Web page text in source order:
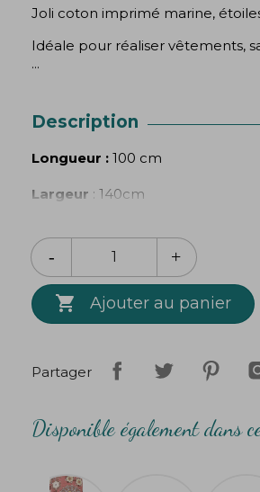
Joli coton imprimé marine,
Idéale pour réaliser vêtements,
...
Description
Longueur : 100 cm
Largeur : 140cm
Les couleurs du tissu peuvent
écran.
 Ajouter au panier
Partager
Disponible également dans